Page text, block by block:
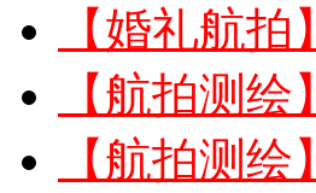
【婚礼航拍】
【航拍测绘】
【航拍测绘】